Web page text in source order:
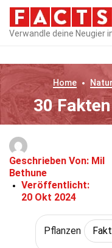
Verwandle deine Neugier
Home Natur
30
Geschrieben Von: Mil
Bethune
Veröffentlicht:
20 Okt 2024
Pflanzen